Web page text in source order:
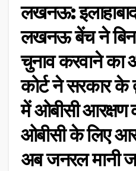
लखनऊ: इलाहाबाद
लखनऊ बेंच ने
चुनाव करवाने का
कोर्ट ने सरकार के
में ओबीसी आरक्षण
ओबीसी के लिए
अब जनरल मानी